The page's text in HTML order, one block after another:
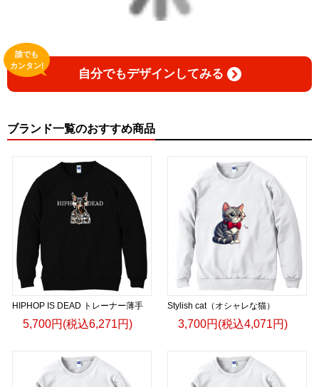
自分でもデザインしてみる
誰でも
カンタン!
ブランド一覧のおすすめ商品
HIPHOP IS DEAD トレーナー薄手
5,700円(税込6,271円)
Stylish cat（オシャレな猫）
3,700円(税込4,071円)